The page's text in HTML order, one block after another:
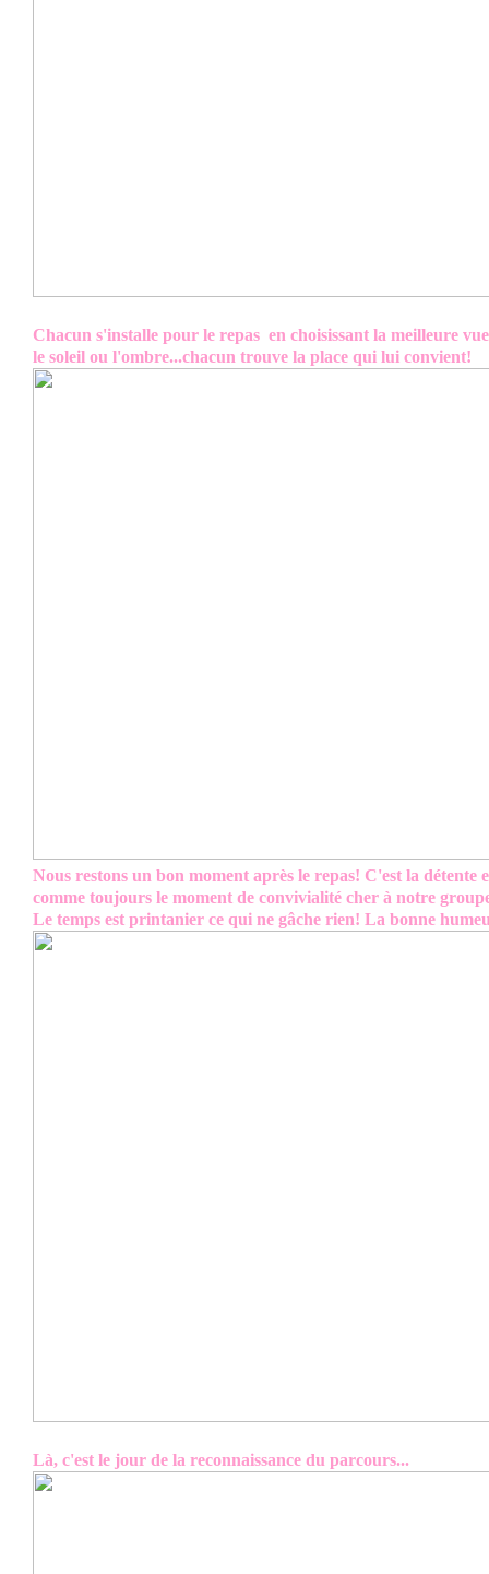
Chacun s'installe pour le repas en choisissant la meilleure
le soleil ou l'ombre...chacun trouve la place qui lui convient!
Nous restons un bon moment après le repas! C'est la détente
comme toujours le moment de convivialité cher à notre
Le temps est printanier ce qui ne gâche rien! La bonne
Là, c'est le jour de la reconnaissance du parcours...